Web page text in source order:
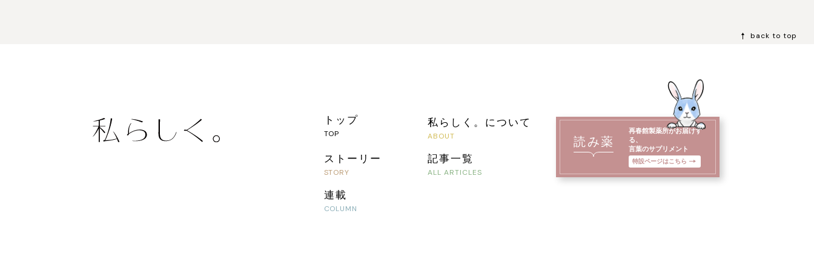
トップ 私らしく。について
ストーリー 記事一覧
連載
読み薬
再春館製薬所がお届けす
る、
言葉のサプリメント
特設ページはこちら
back to top